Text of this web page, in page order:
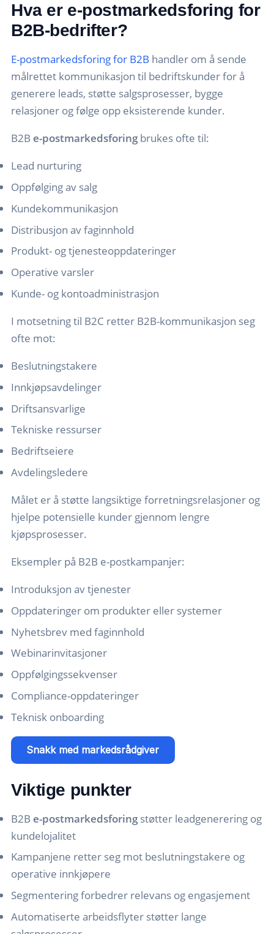
Hva er e-postmarkedsforing for
B2B-bedrifter?
E-postmarkedsforing for B2B handler om å sende
målrettet kommunikasjon til bedriftskunder for å
generere leads, støtte salgsprosesser, bygge
relasjoner og følge opp eksisterende kunder.
B2B e-postmarkedsforing brukes ofte til:
Lead nurturing
Oppfølging av salg
Kundekommunikasjon
Distribusjon av faginnhold
Produkt- og tjenesteoppdateringer
Operative varsler
Kunde- og kontoadministrasjon
I motsetning til B2C retter B2B-kommunikasjon seg
ofte mot:
Beslutningstakere
Innkjøpsavdelinger
Driftsansvarlige
Tekniske ressurser
Bedriftseiere
Avdelingsledere
Målet er å støtte langsiktige forretningsrelasjoner og
hjelpe potensielle kunder gjennom lengre
kjøpsprosesser.
Eksempler på B2B e-postkampanjer:
Introduksjon av tjenester
Oppdateringer om produkter eller systemer
Nyhetsbrev med faginnhold
Webinarinvitasjoner
Oppfølgingssekvenser
Compliance-oppdateringer
Teknisk onboarding
Snakk med markedsrådgiver
Viktige punkter
B2B e-postmarkedsforing støtter leadgenerering og
kundelojalitet
Kampanjene retter seg mot beslutningstakere og
operative innkjøpere
Segmentering forbedrer relevans og engasjement
Automatiserte arbeidsflyter støtter lange